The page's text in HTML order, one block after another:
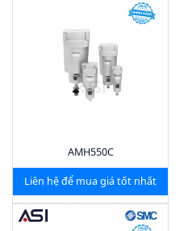
AMH550C
Liên hệ để mua giá tốt nhất